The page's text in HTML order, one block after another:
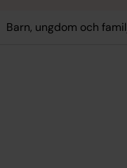
Barn, ungdom och